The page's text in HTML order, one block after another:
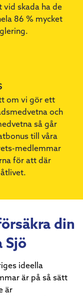
vid skada ha de
86 % mycket
om vi gör ett
och
så går
till våra
medlemmar
för att där
din
Sjö
ideella
är på så sätt
är